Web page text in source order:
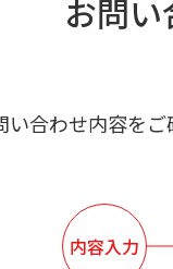
お問
い合わせ内容を
内容入力